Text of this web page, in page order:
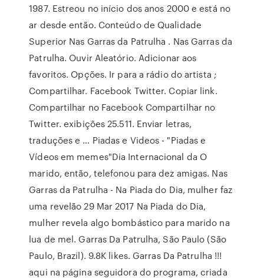
1987. Estreou no início dos anos 2000 e está no
ar desde então. Conteúdo de Qualidade
Superior Nas Garras da Patrulha . Nas Garras da
Patrulha. Ouvir Aleatório. Adicionar aos
favoritos. Opções. Ir para a rádio do artista ;
Compartilhar. Facebook Twitter. Copiar link.
Compartilhar no Facebook Compartilhar no
Twitter. exibições 25.511. Enviar letras,
traduções e … Piadas e Videos - "Piadas e
Vídeos em memes"Dia Internacional da O
marido, então, telefonou para dez amigas. Nas
Garras da Patrulha - Na Piada do Dia, mulher faz
uma revelão 29 Mar 2017 Na Piada do Dia,
mulher revela algo bombástico para marido na
lua de mel. Garras Da Patrulha, São Paulo (São
Paulo, Brazil). 9.8K likes. Garras Da Patrulha !!!
aqui na página seguidora do programa, criada